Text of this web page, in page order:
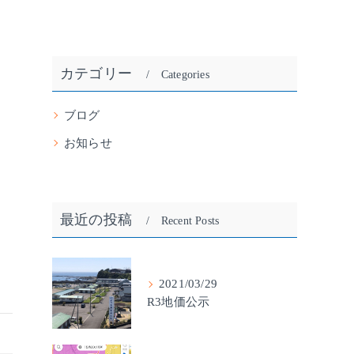
カテゴリー Categories
ブログ
お知らせ
最近の投稿 Recent Posts
2021/03/29
R3地価公示